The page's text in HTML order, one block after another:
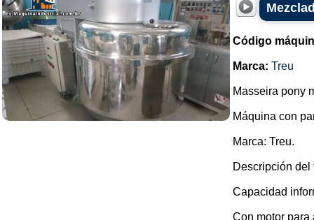
Código
Marca: Treu
Masseira pony
Máquina con
Marca: Treu.
Descripción del
Capacidad
Con motor para